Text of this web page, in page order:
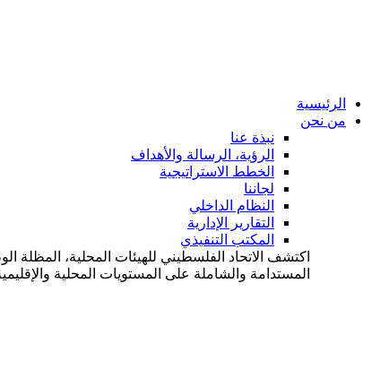
الرئيسية
من نحن
نبذة عنا
الرؤية، الرسالة والأهداف
الخطط الاستراتيجية
لجاننا
النظام الداخلي
التقارير الإدارية
المكتب التنفيذي
اكتشف الاتحاد الفلسطيني للهيئات المحلية، المظلة
المستدامة والشاملة على المستويات المحلية